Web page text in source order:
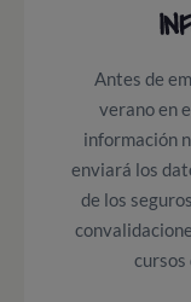
Antes de
verano en
información
enviará los
de los
cursos